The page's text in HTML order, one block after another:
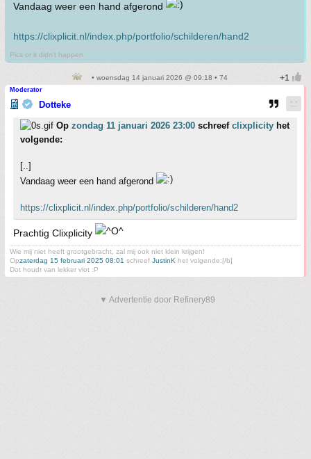
Vandaag weer een hand afgerond
https://clixplicit.nl/index.php/portfolio/schilderen/hand2
Pics or it didn't happen
• woensdag 14 januari 2026 @ 09:18 • 74
Moderator
Dotteke
Op zondag 11 januari 2026 23:00 schreef clixplicity het
volgende:
[..]
Vandaag weer een hand afgerond
https://clixplicit.nl/index.php/portfolio/schilderen/hand2
Prachtig Clixplicity
Wie mij niet heeft grootgebracht, zal mij ook niet klein krijgen!
Opzaterdag 15 februari 2025 08:01 schreef JustinK het volgende:[/b]
Dot houdt van lekker vlot :P
▼ Advertentie door Refinery89